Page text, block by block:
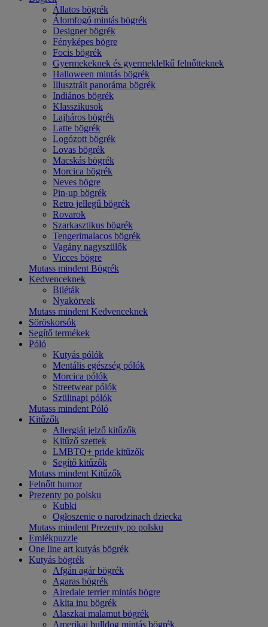
Állatos bögrék
Álomfogó mintás bögrék
Designer bögrék
Fényképes bögre
Focis bögrék
Gyermekeknek és gyermeklelkű felnőtteknek
Halloween mintás bögrék
Illusztrált panoráma bögrék
Indiános bögrék
Klasszikusok
Lajháros bögrék
Latte bögrék
Logózott bögrék
Lovas bögrék
Macskás bögrék
Morcica bögrék
Neves bögre
Pin-up bögrék
Retro jellegű bögrék
Rovarok
Szarkasztikus bögrék
Tengerimalacos bögrék
Vagány nagyszülők
Vicces bögre
Mutass mindent Bögrék
Kedvenceknek
Biléták
Nyakörvek
Mutass mindent Kedvenceknek
Söröskorsók
Segítő termékek
Póló
Kutyás pólók
Mentális egészség pólók
Morcica pólók
Streetwear pólók
Szülinapi pólók
Mutass mindent Póló
Kitűzők
Allergiát jelző kitűzők
Kitűző szettek
LMBTQ+ pride kitűzők
Segítő kitűzők
Mutass mindent Kitűzők
Felnőtt humor
Prezenty po polsku
Kubki
Ogłoszenie o narodzinach dziecka
Mutass mindent Prezenty po polsku
Emlékpuzzle
One line art kutyás bögrék
Kutyás bögrék
Afgán agár bögrék
Agaras bögrék
Airedale terrier mintás bögre
Akita inu bögrék
Alaszkai malamut bögrék
Amerikai bulldog mintás bögrék